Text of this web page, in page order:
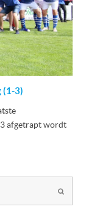
(1-3)
afgetrapt wordt